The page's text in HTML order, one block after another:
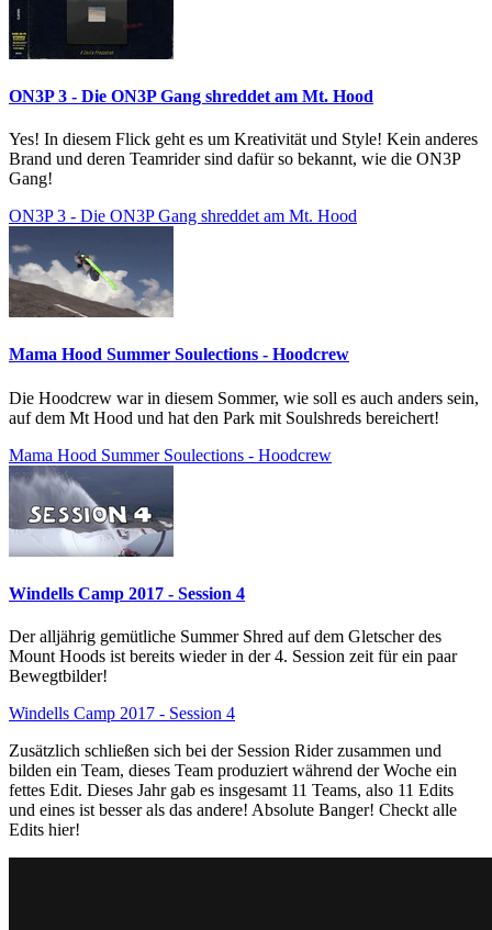
ON3P 3 - Die ON3P Gang shreddet am Mt. Hood
Yes! In diesem Flick geht es um Kreativität und Style! Kein anderes
Brand und deren Teamrider sind dafür so bekannt, wie die ON3P
Gang!
ON3P 3 - Die ON3P Gang shreddet am Mt. Hood
Mama Hood Summer Soulections - Hoodcrew
Die Hoodcrew war in diesem Sommer, wie soll es auch anders sein,
auf dem Mt Hood und hat den Park mit Soulshreds bereichert!
Mama Hood Summer Soulections - Hoodcrew
Windells Camp 2017 - Session 4
Der alljährig gemütliche Summer Shred auf dem Gletscher des
Mount Hoods ist bereits wieder in der 4. Session zeit für ein paar
Bewegtbilder!
Windells Camp 2017 - Session 4
Zusätzlich schließen sich bei der Session Rider zusammen und
bilden ein Team, dieses Team produziert während der Woche ein
fettes Edit. Dieses Jahr gab es insgesamt 11 Teams, also 11 Edits
und eines ist besser als das andere! Absolute Banger! Checkt alle
Edits hier!